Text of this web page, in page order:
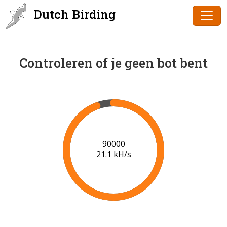
Dutch Birding
Controleren of je geen bot bent
91000
21.2 kH/s